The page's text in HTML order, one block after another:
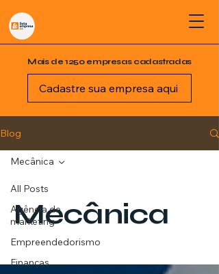
Mais de 1250 empresas cadastradas
Cadastre sua empresa aqui
Blog
All Posts
Agência de
marketing
Empreendedorismo
Finanças
Mecânica
Mecânica